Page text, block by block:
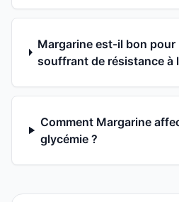
Margarine est-il bon pour
souffrant de résistance à
Comment Margarine
glycémie ?